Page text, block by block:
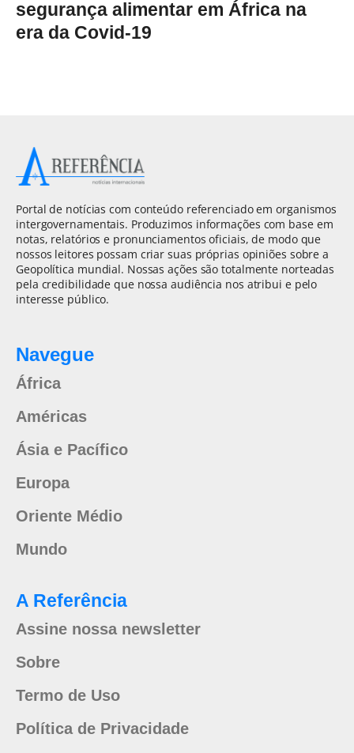
segurança alimentar em África na
era da Covid-19
Portal de notícias com conteúdo referenciado em organismos
intergovernamentais. Produzimos informações com base em
notas, relatórios e pronunciamentos oficiais, de modo que
nossos leitores possam criar suas próprias opiniões sobre a
Geopolítica mundial. Nossas ações são totalmente norteadas
pela credibilidade que nossa audiência nos atribui e pelo
interesse público.
Navegue
África
Américas
Ásia e Pacífico
Europa
Oriente Médio
Mundo
A Referência
Assine nossa newsletter
Sobre
Termo de Uso
Política de Privacidade